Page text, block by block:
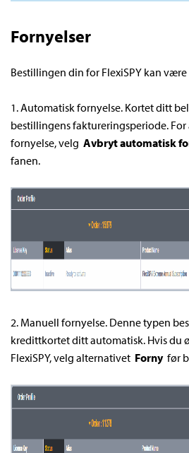
Fornyelser
Bestillingen din for FlexiSPY kan
1. Automatisk fornyelse. Kortet ditt
bestillingens faktureringsperiode.
fornyelse, velg Avbryt automatisk
fanen.
2. Manuell fornyelse. Denne typen
kredittkortet ditt automatisk. Hvis du
FlexiSPY, velg alternativet Forny før